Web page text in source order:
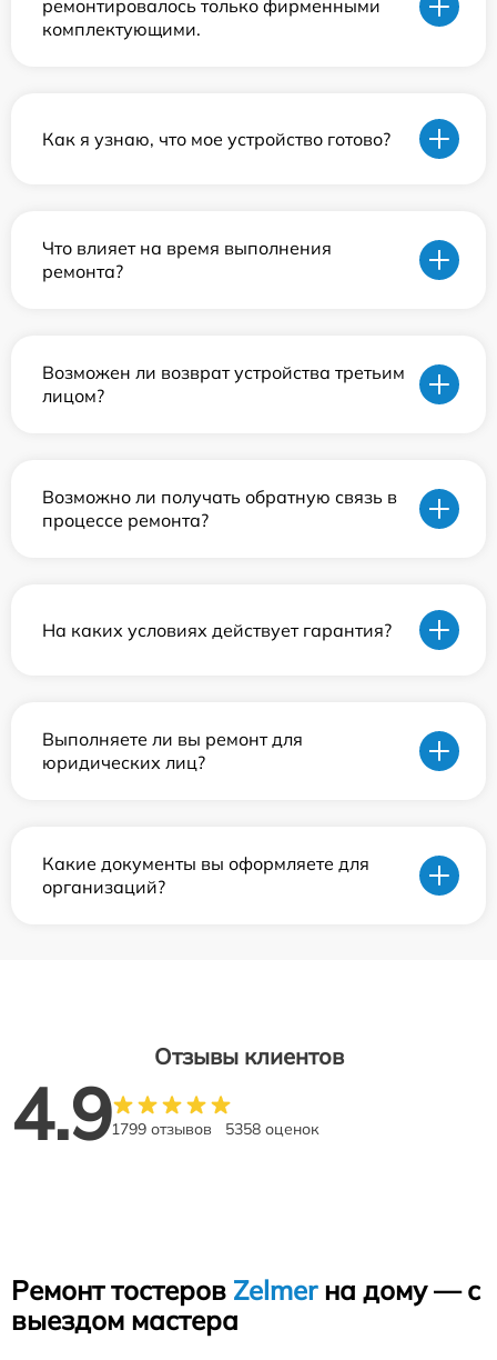
ремонтировалось только фирменными
комплектующими.
Как я узнаю, что мое устройство готово?
Что влияет на время выполнения
ремонта?
Возможен ли возврат устройства третьим
лицом?
Возможно ли получать обратную связь в
процессе ремонта?
На каких условиях действует гарантия?
Выполняете ли вы ремонт для
юридических лиц?
Какие документы вы оформляете для
организаций?
Отзывы клиентов
4.91799 отзывов 5358 оценок
Ремонт тостеров Zelmerна дому — с
выездом мастера